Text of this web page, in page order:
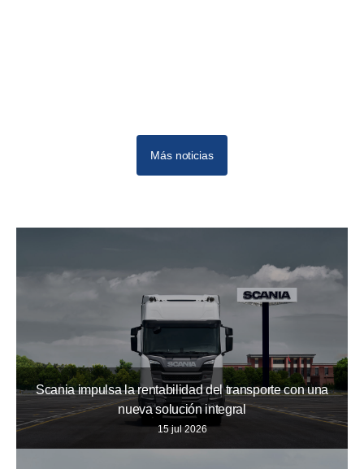
Más noticias
Scania impulsa la rentabilidad del transporte con una
nueva solución integral
15 jul 2026